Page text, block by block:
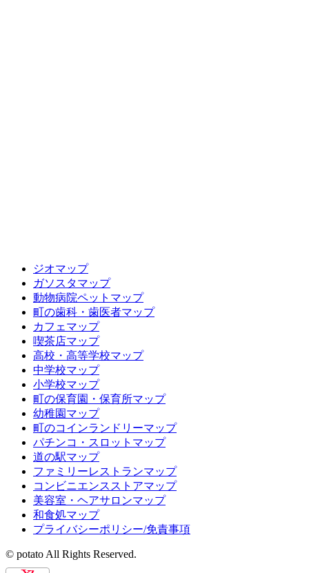
ジオマップ
ガソスタマップ
動物病院ペットマップ
町の歯科・歯医者マップ
カフェマップ
喫茶店マップ
高校・高等学校マップ
中学校マップ
小学校マップ
町の保育園・保育所マップ
幼稚園マップ
町のコインランドリーマップ
パチンコ・スロットマップ
道の駅マップ
ファミリーレストランマップ
コンビニエンスストアマップ
美容室・ヘアサロンマップ
和食処マップ
プライバシーポリシー/免責事項
© potato All Rights Reserved.